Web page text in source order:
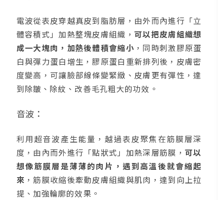
電波從表皮穿越真皮到脂肪層，由外而內進行「立
體容積式」加熱整塊皮膚組織，可以把皮膚組織想
成一大塊肉，加熱後體積會縮小 ，同時刺激膠原蛋
白與彈力蛋白增生，膠原蛋白重新排列後，皮膚密
度變高，可讓臉部線條變緊緻、皮膚更有彈性，達
到除皺、除紋、改善毛孔粗大的功效。
音波：
利用超音波產生能量，越過表皮聚焦在筋膜層深
度，由內而外進行「點狀式」加熱深層筋膜， 可以
想像筋膜層是薄薄的肉片，遇到高溫後就會縮起
來 ，筋膜收縮後牽動皮膚組織與肌肉，達到向上拉
提、加強輪廓的效果。